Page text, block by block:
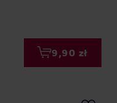
9,90 zł